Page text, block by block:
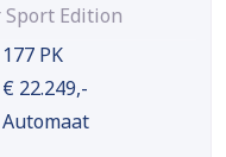
Sport Edition
177 PK
€ 22.249,-
Automaat